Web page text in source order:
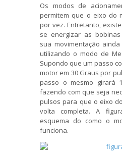
Os modos de
permitem que o eixo do
por vez. Entretanto,
se energizar as
sua movimentação
utilizando o modo de
Supondo que um passo
motor em 30 Graus por
passo o mesmo girará
fazendo com que seja
pulsos para que o eixo
volta completa. A
esquema do como o
funciona.